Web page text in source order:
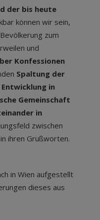
der bis heute
können wir sein,
zum
und
Konfessionen
Spaltung der
Entwicklung in
Gemeinschaft
in
zwischen
ihren Grußworten.
in Wien aufgestellt
dieses aus